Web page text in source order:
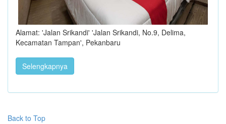
Alamat: 'Jalan Srikandi' 'Jalan Srikandi, No.9, Delima,
Kecamatan Tampan', Pekanbaru
Selengkapnya
Back to Top